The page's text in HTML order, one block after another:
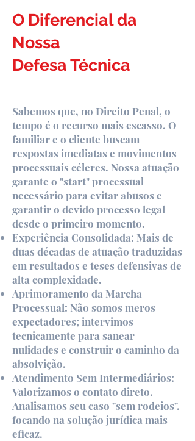
O Diferencial da
Nossa
Defesa Técnica
Sabemos que, no Direito Penal, o
tempo é o recurso mais escasso. O
familiar e o cliente buscam
respostas imediatas e movimentos
processuais céleres. Nossa atuação
garante o "start" processual
necessário para evitar abusos e
garantir o devido processo legal
desde o primeiro momento.
Experiência Consolidada: Mais de
duas décadas de atuação traduzidas
em resultados e teses defensivas de
alta complexidade.
Aprimoramento da Marcha
Processual: Não somos meros
expectadores; intervimos
tecnicamente para sanear
nulidades e construir o caminho da
absolvição.
Atendimento Sem Intermediários:
Valorizamos o contato direto.
Analisamos seu caso "sem rodeios",
focando na solução jurídica mais
eficaz.